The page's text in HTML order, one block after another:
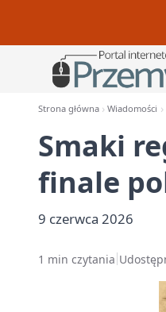
Strona główna Wiadomości
Smaki
finale
9 czerwca 2026
1 min czytania